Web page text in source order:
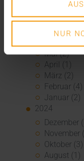
NUR
August (3)
Juli (3)
Mai (2)
April (1)
März (2)
Februar (4)
Januar (2)
2024
Dezember
November
Oktober (3)
August (1)